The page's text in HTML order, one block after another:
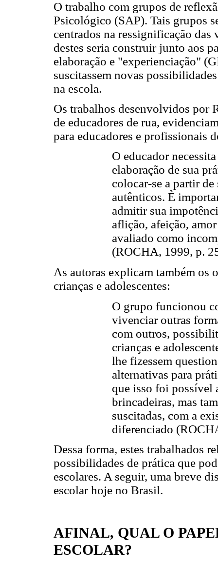
O trabalho com grupos de
Psicológico (SAP). Tais grupos
centrados na ressignificação
destes seria construir junto aos
elaboração e "experienciação"
suscitassem novas
na escola.
Os trabalhos desenvolvidos por
de educadores de rua,
para educadores e profissionais
O educador
elaboração de sua
colocar-se a partir
autênticos. È
admitir sua
aflição, afeição,
avaliado como
(ROCHA, 1999, p.
As autoras explicam também os
crianças e adolescentes:
O grupo funcionou
vivenciar outras
com outros,
crianças e
lhe fizessem
alternativas para
que isso foi possível
brincadeiras, mas
suscitadas, com a
diferenciado
Dessa forma, estes trabalhados
possibilidades de prática que
escolares. A seguir, uma breve
escolar hoje no Brasil.
AFINAL, QUAL O
ESCOLAR?